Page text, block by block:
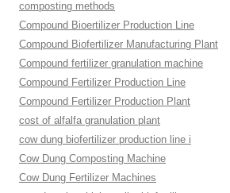
composting methods
Compound Bioertilizer Production Line
Compound Biofertilizer Manufacturing Plant
Compound fertilizer granulation machine
Compound Fertilizer Production Line
Compound Fertilizer Production Plant
cost of alfalfa granulation plant
cow dung biofertilizer production line i
Cow Dung Composting Machine
Cow Dung Fertilizer Machines